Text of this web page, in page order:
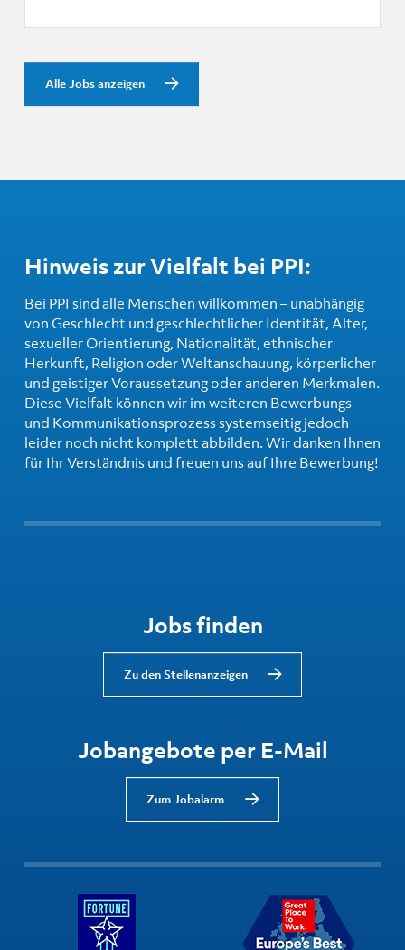
Alle Jobs anzeigen
Hinweis zur Vielfalt bei PPI:
Bei PPI sind alle Menschen willkommen – unabhängig
von Geschlecht und geschlechtlicher Identität, Alter,
sexueller Orientierung, Nationalität, ethnischer
Herkunft, Religion oder Weltanschauung, körperlicher
und geistiger Voraussetzung oder anderen Merkmalen.
Diese Vielfalt können wir im weiteren Bewerbungs-
und Kommunikationsprozess systemseitig jedoch
leider noch nicht komplett abbilden. Wir danken Ihnen
für Ihr Verständnis und freuen uns auf Ihre Bewerbung!
Jobs finden
Zu den Stellenanzeigen
Jobangebote per E-Mail
Zum Jobalarm